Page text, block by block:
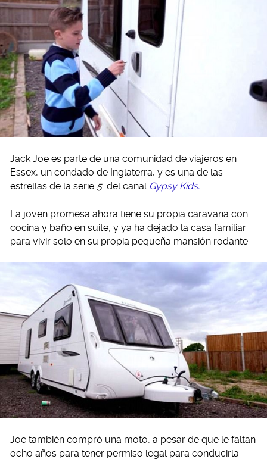
Jack Joe es parte de una comunidad de viajeros en
Essex, un condado de Inglaterra, y es una de las
estrellas de la serie 5 del canal Gypsy Kids.
La joven promesa ahora tiene su propia caravana con
cocina y baño en suite, y ya ha dejado la casa familiar
para vivir solo en su propia pequeña mansión rodante.
Joe también compró una moto, a pesar de que le faltan
ocho años para tener permiso legal para conducirla.